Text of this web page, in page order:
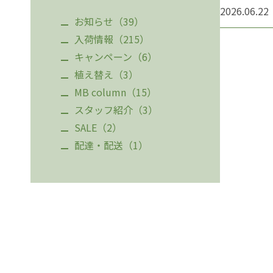
お知らせ（39）
入荷情報（215）
キャンペーン（6）
植え替え（3）
MB column（15）
スタッフ紹介（3）
SALE（2）
配達・配送（1）
2026.06.22